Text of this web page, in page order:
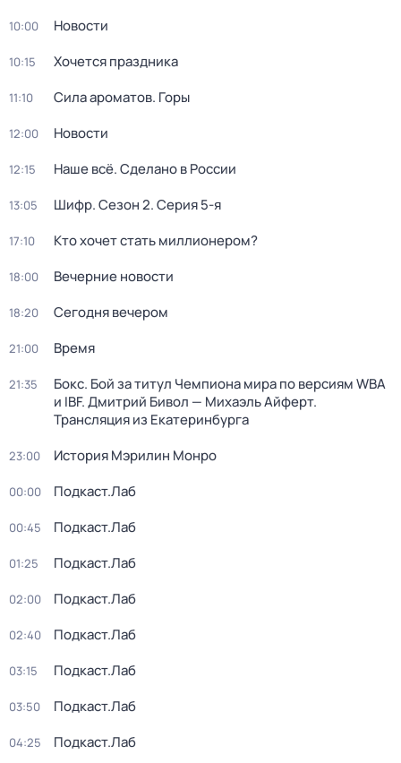
10:00 Новости
10:15 Хочется праздника
11:10 Сила ароматов. Горы
12:00 Новости
12:15 Наше всё. Сделано в России
13:05 Шифр. Сезон 2. Серия 5-я
17:10 Кто хочет стать миллионером?
18:00 Вечерние новости
18:20 Сегодня вечером
21:00 Время
21:35
Бокс. Бой за титул Чемпиона мира по версиям WBA
и IBF. Дмитрий Бивол — Михаэль Айферт.
Трансляция из Екатеринбурга
23:00 История Мэрилин Монро
00:00 Подкаст.Лаб
00:45 Подкаст.Лаб
01:25 Подкаст.Лаб
02:00 Подкаст.Лаб
02:40 Подкаст.Лаб
03:15 Подкаст.Лаб
03:50 Подкаст.Лаб
04:25 Подкаст.Лаб